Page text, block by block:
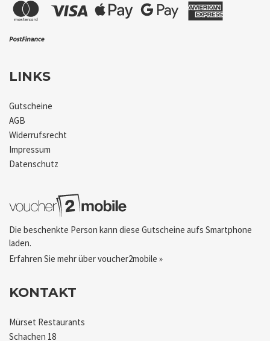
LINKS
Gutscheine
AGB
Widerrufsrecht
Impressum
Datenschutz
Die beschenkte Person kann diese Gutscheine aufs Smartphone
laden.
Erfahren Sie mehr über voucher2mobile »
KONTAKT
Mürset Restaurants
Schachen 18